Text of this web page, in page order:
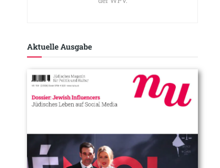
Aktuelle Ausgabe​